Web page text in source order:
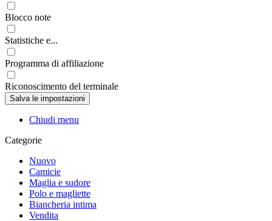
Blocco note
Statistiche e...
Programma di affiliazione
Riconoscimento del terminale
Chiudi menu
Categorie
Nuovo
Camicie
Maglia e sudore
Polo e magliette
Biancheria intima
Vendita